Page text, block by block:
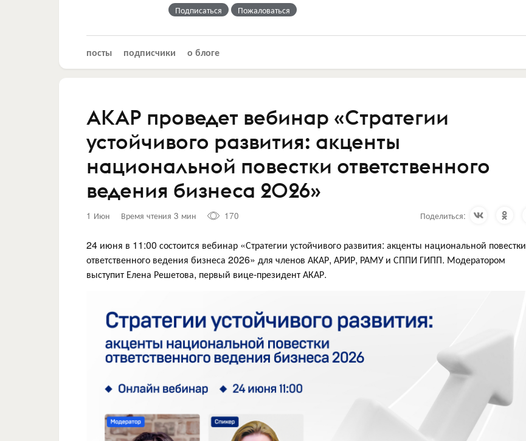
Подписаться Пожаловаться
посты подписчики о блоге
АКАР проведет вебинар «Стратегии
устойчивого развития: акценты
национальной повестки ответственного
ведения бизнеса 2026»
1 Июн Время чтения 3 мин 170 Поделиться:
24 июня в 11:00 состоится вебинар «Стратегии устойчивого развития: акценты национальной повестки
ответственного ведения бизнеса 2026» для членов АКАР, АРИР, РАМУ и СППИ ГИПП. Модератором
выступит Елена Решетова, первый вице-президент АКАР.